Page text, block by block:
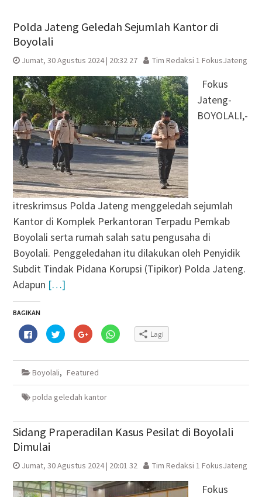
Polda Jateng Geledah Sejumlah Kantor di
Boyolali
Jumat, 30 Agustus 2024 | 20:32 27 Tim Redaksi 1 FokusJateng
Fokus
Jateng-
BOYOLALI,-
itreskrimsus Polda Jateng menggeledah sejumlah
Kantor di Komplek Perkantoran Terpadu Pemkab
Boyolali serta rumah salah satu pengusaha di
Boyolali. Penggeledahan itu dilakukan oleh Penyidik
Subdit Tindak Pidana Korupsi (Tipikor) Polda Jateng.
Adapun […]
BAGIKAN
Klik
untuk
membagikan
Facebook(Membuka
jendela
baru)
Klik
untuk
berbagi
Twitter(Membuka
jendela
baru)
Klik
untuk
berbagi
Google+
di
yang
baru)
Klik
untuk
WhatsApp(Membuka
baru)
Lagi
Boyolali, Featured
polda geledah kantor
Sidang Praperadilan Kasus Pesilat di Boyolali
Dimulai
Jumat, 30 Agustus 2024 | 20:01 32 Tim Redaksi 1 FokusJateng
Fokus